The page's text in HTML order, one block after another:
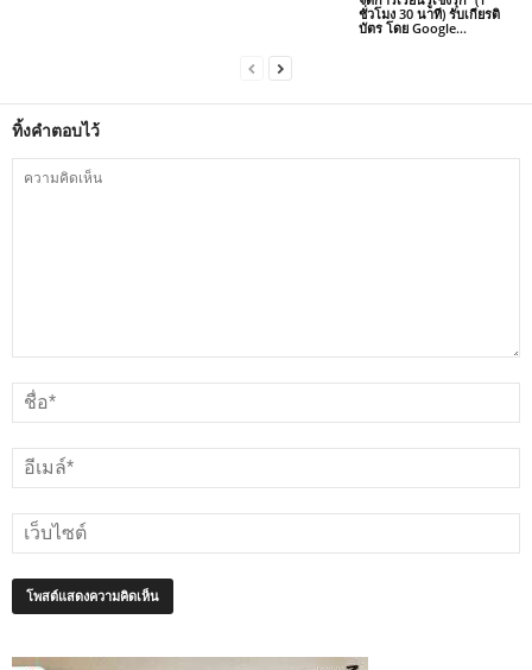
ชั่วโมง 30 นาที) รับเกียรติ
บัตร โดย Google...
ทิ้งคำตอบไว้